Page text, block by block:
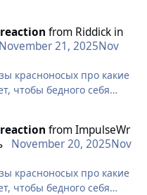
а это жертва
лоу хп он вообще почти
от лоу хп, и он
сам пал в 3-4 раза
одним градом, нет не
спасает, но
from Riddick in
November 21, 2025Nov
красноносых про какие
чтобы бедного себя
и звездах.
красноносых
fromImpulseWr
November 20, 2025Nov
красноносых про какие
чтобы бедного себя